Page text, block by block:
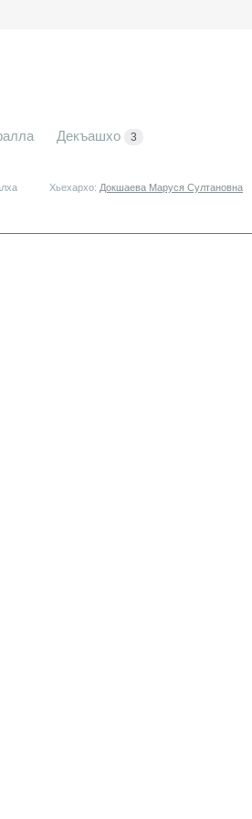
Декъашхо 3
Хьехархо: Докшаева Маруся Султановна